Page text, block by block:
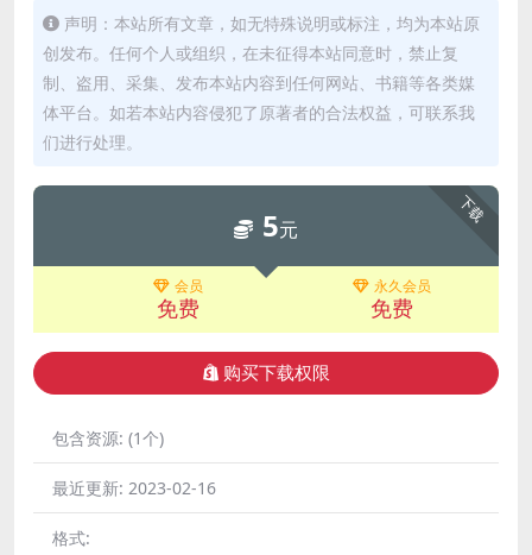
声明：本站所有文章，如无特殊说明或标注，均为本站原
创发布。任何个人或组织，在未征得本站同意时，禁止复
制、盗用、采集、发布本站内容到任何网站、书籍等各类媒
体平台。如若本站内容侵犯了原著者的合法权益，可联系我
们进行处理。
下载
5元
会员
免费
永久会员
免费
购买下载权限
包含资源: (1个)
最近更新: 2023-02-16
格式: